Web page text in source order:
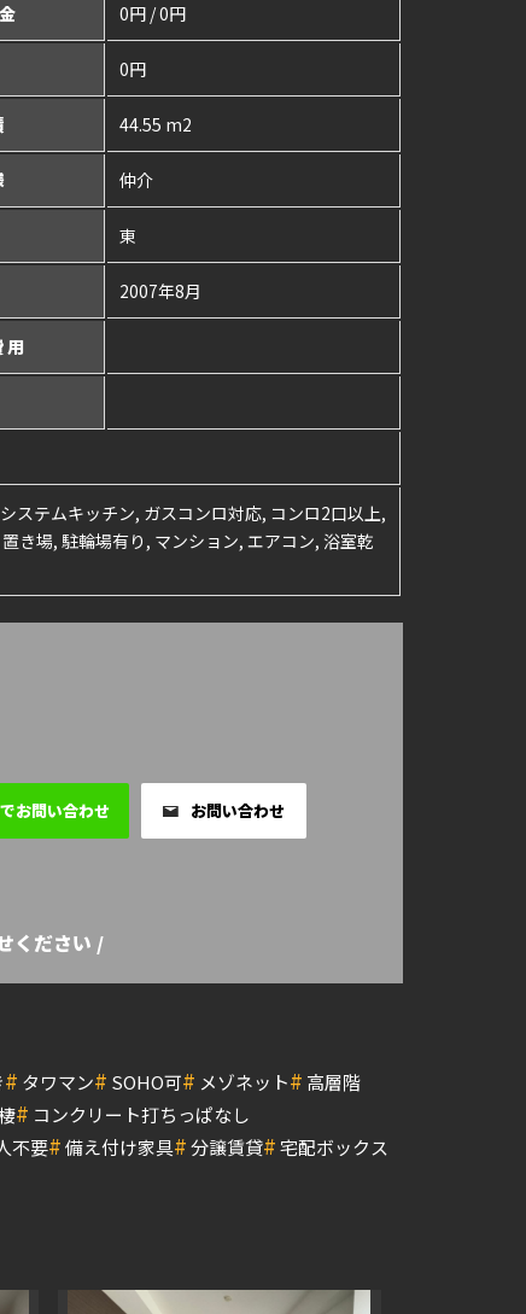
0円 / 0円
0円
44.55 m2
仲介
東
2007年8月
用
ステムキッチン, ガスコンロ対応, コンロ2口以上,
き場, 駐輪場有り, マンション, エアコン, 浴室乾
お問い合わせ お問い合わせ
ください /
# タワマン# SOHO可# メゾネット# 高層階
# コンクリート打ちっぱなし
不要#備え付け家具#分譲賃貸#宅配ボックス